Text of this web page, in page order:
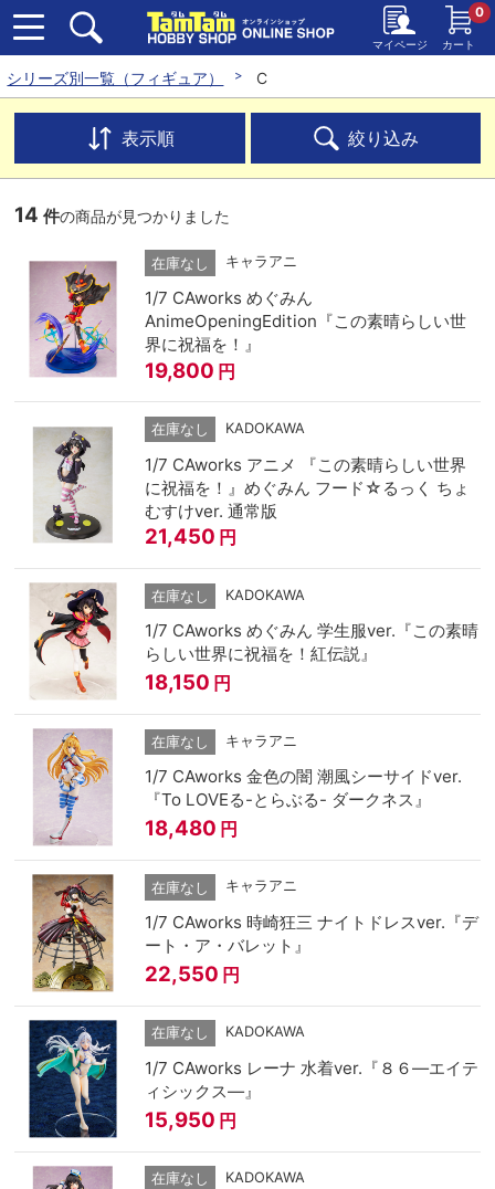
マイページ カート
0
シリーズ別一覧（フィギュア） C
表示順 絞り込み
14 件の商品が見つかりました
在庫なし キャラアニ
1/7 CAworks めぐみん
AnimeOpeningEdition『この素晴らしい世
界に祝福を！』
19,800 円
在庫なし KADOKAWA
1/7 CAworks アニメ 『この素晴らしい世界
に祝福を！』めぐみん フード☆るっく ちょ
むすけver. 通常版
21,450 円
在庫なし KADOKAWA
1/7 CAworks めぐみん 学生服ver.『この素晴
らしい世界に祝福を！紅伝説』
18,150 円
在庫なし キャラアニ
1/7 CAworks 金色の闇 潮風シーサイドver.
『To LOVEる-とらぶる- ダークネス』
18,480 円
在庫なし キャラアニ
1/7 CAworks 時崎狂三 ナイトドレスver.『デ
ート・ア・バレット』
22,550 円
在庫なし KADOKAWA
1/7 CAworks レーナ 水着ver.『８６―エイテ
ィシックス―』
15,950 円
在庫なし KADOKAWA